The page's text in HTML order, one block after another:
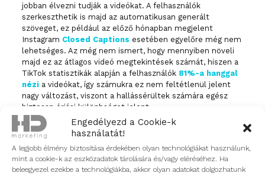
Engedélyezd a Cookie-k
használatát!
A legjobb élmény biztosítása érdekében olyan technológiákat használunk,
mint a cookie-k az eszközadatok tárolására és/vagy eléréséhez. Ha
beleegyezel ezekbe a technológiákba, akkor olyan adatokat dolgozhatunk
jobban élvezni tudják a videókat. A felhasználók
szerkeszthetik is majd az automatikusan generált
szöveget, ez például az előző hónapban megjelent
Instagram Closed Captions esetében egyelőre még nem
lehetséges. Az még nem ismert, hogy mennyiben növeli
majd ez az átlagos videó megtekintések számát, hiszen a
TikTok statisztikák alapján a felhasználók 81%-a hanggal
nézia videókat, így számukra ez nem feltétlenül jelent
nagy változást, viszont a hallássérültek számára egész
biztosan óriási különbséget jelent.
Izgalommal figyeljük, ahogy bővülnek és megújulnak
kedvenc közösségi felületeink hónapról hónapra,
hiszen velük együtt mi is folyamatosan fejlődünk.
Biztosak vagyunk benne, hogy májusban is rengeteg
érdekességről tudunk majd beszámolni, addig is